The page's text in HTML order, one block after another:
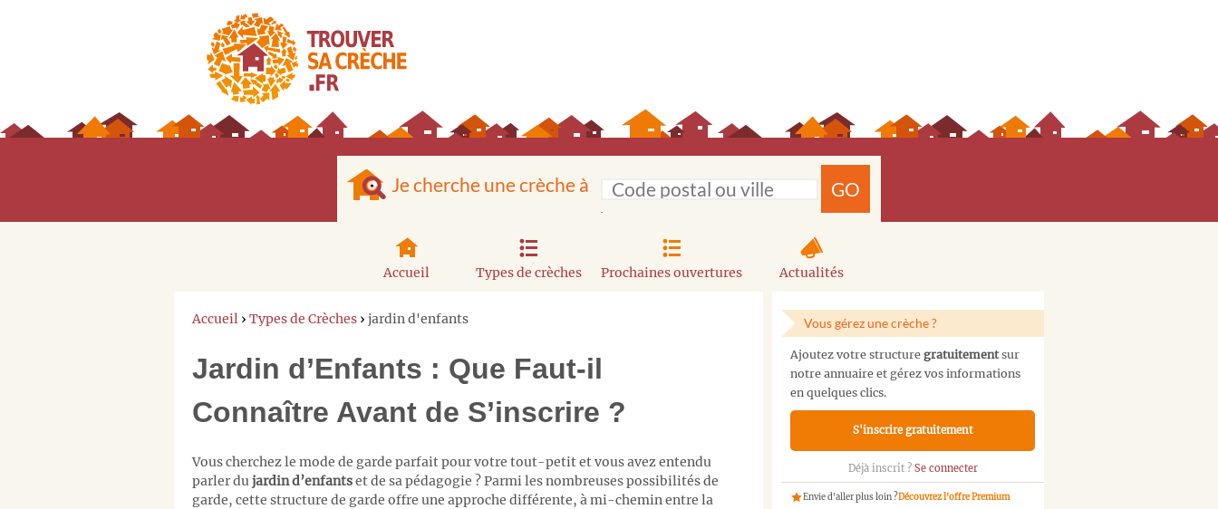
Je cherche une crèche à GO
Accueil Types de crèches Prochaines ouvertures Actualités
Accueil › Types de Crèches › jardin d'enfants
Jardin d’Enfants : Que Faut-il
Connaître Avant de S’inscrire ?
Vous cherchez le mode de garde parfait pour votre tout-petit et vous avez entendu
parler dujardin d’enfantset de sa pédagogie ? Parmi les nombreuses possibilités de
garde, cette structure de garde offre une approche différente, à mi-chemin entre la
Vous gérez une crèche ?
Ajoutez votre structure gratuitementsur
notre annuaire et gérez vos informations
en quelques clics.
S'inscrire gratuitement
Déjà inscrit ? Se connecter
Envie d'aller plus loin ?Découvrez l'offre Premium